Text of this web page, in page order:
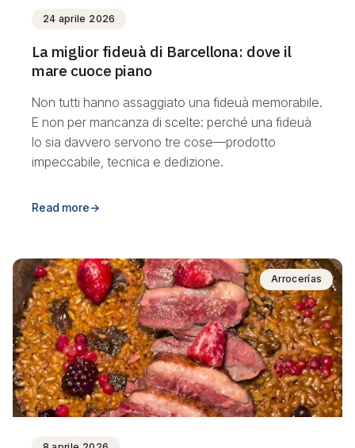
24 aprile 2026
La miglior fideuà di Barcellona: dove il
mare cuoce piano
Non tutti hanno assaggiato una fideuà memorabile.
E non per mancanza di scelte: perché una fideuà
lo sia davvero servono tre cose—prodotto
impeccabile, tecnica e dedizione.
Read more→
Arrocerías